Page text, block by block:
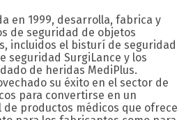
en 1999, desarrolla, fabrica y
de seguridad de objetos
incluidos el bisturí de seguridad
seguridad SurgiLance y los
de heridas MediPlus.
su éxito en el sector de
para convertirse en un
productos médicos que ofrece